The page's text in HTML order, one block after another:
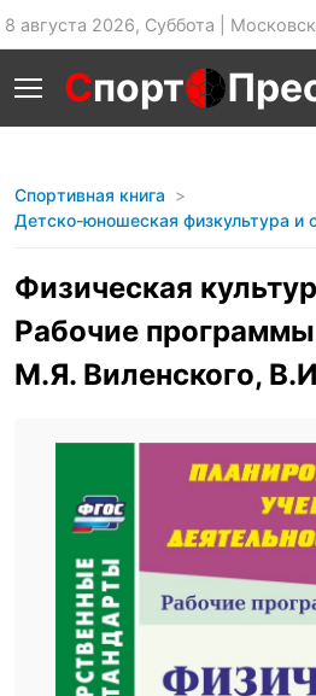
8 августа 2026, Суббота |
Спорт
Спортивная книга
Детско-юношеская физкультура и
Физическая
Рабочие
М.Я. Виленского,